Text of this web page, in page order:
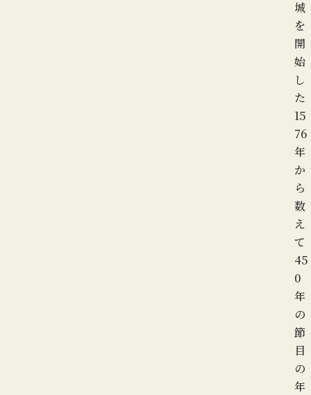
城
を
開
始
し
た
15
76
年
か
ら
数
え
て
45
0
年
の
節
目
の
年